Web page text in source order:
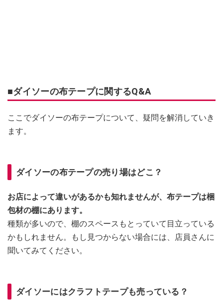
■ダイソーの布テープに関するQ&A
ここでダイソーの布テープについて、疑問を解消していき
ます。
ダイソーの布テープの売り場はどこ？
お店によって違いがあるかも知れませんが、布テープは梱
包材の棚にあります。
種類が多いので、棚のスペースもとっていて目立っている
かもしれません。もし見つからない場合には、店員さんに
聞いてみてください。
ダイソーにはクラフトテープも売っている？